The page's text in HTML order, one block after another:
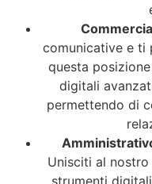
comunicative e ti
questa
digitali
permettendo di
Unisciti al